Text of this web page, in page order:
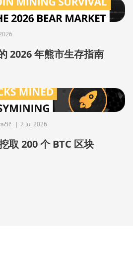
2026 年熊市生存指南
| 2 Jul 2026
取 200 个 BTC 区块